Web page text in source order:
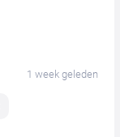
1 week geleden